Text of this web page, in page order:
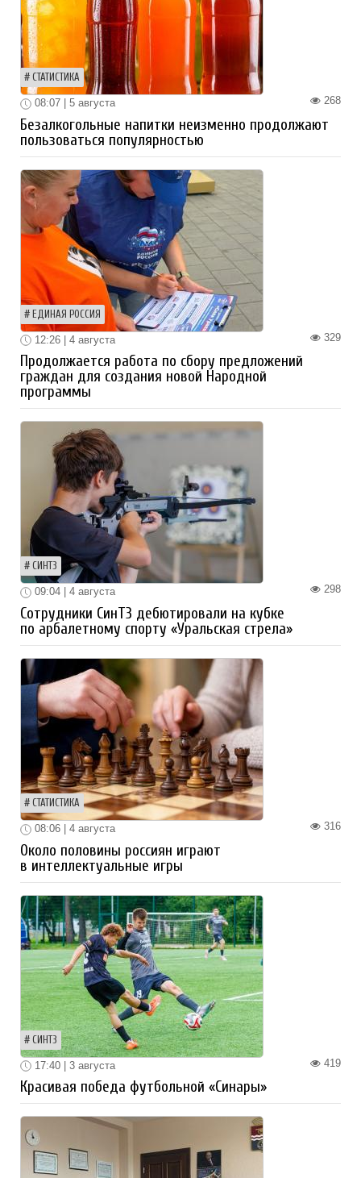
СТАТИСТИКА
268
08:07 | 5 августа
Безалкогольные напитки неизменно продолжают
пользоваться популярностью
ЕДИНАЯ РОССИЯ
329
12:26 | 4 августа
Продолжается работа по сбору предложений
граждан для создания новой Народной
программы
СИНТЗ
298
09:04 | 4 августа
Сотрудники СинТЗ дебютировали на кубке
по арбалетному спорту «Уральская стрела»
СТАТИСТИКА
316
08:06 | 4 августа
Около половины россиян играют
в интеллектуальные игры
СИНТЗ
419
17:40 | 3 августа
Красивая победа футбольной «Синары»